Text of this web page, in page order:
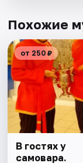
Похожие
от 250 ₽
В гостях у
самовара.